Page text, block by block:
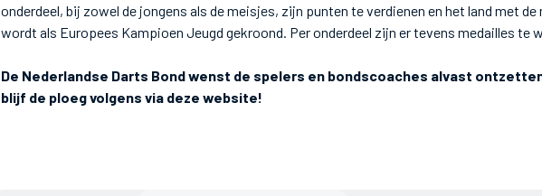
onderdeel, bij zowel de jongens als de meisjes, zijn punten te verdienen en het land met
wordt als Europees Kampioen Jeugd gekroond. Per onderdeel zijn er tevens medailles te
De Nederlandse Darts Bond wenst de spelers en bondscoaches alvast
blijf de ploeg volgens via deze website!